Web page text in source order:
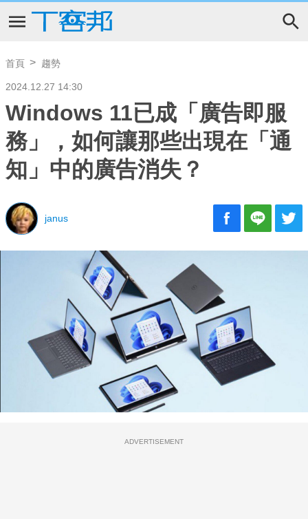
首頁 趨勢
2024.12.27 14:30
Windows 11已成「廣告即服
務」，如何讓那些出現在「通
知」中的廣告消失？
janus
ADVERTISEMENT